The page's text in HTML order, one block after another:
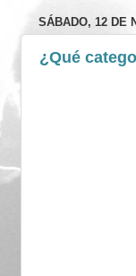
SÁBADO, 12 DE
¿Qué